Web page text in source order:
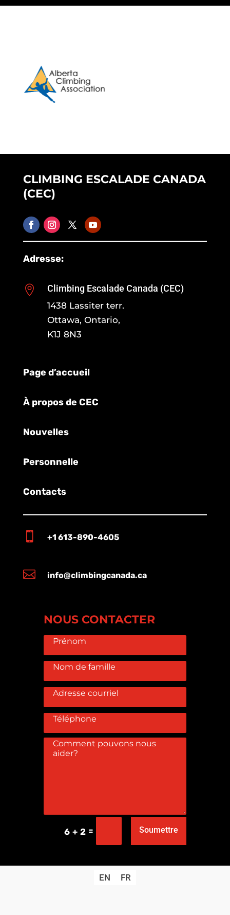
CLIMBING ESCALADE CANADA
(CEC)
Adresse:
 Climbing Escalade Canada (CEC)
1438 Lassiter terr.
Ottawa, Ontario,
K1J 8N3
Page d’accueil
À propos de CEC
Nouvelles
Personnelle
Contacts
 +1 613-890-4605
 info@climbingcanada.ca
NOUS CONTACTER
6 + 2 = Soumettre
EN FR